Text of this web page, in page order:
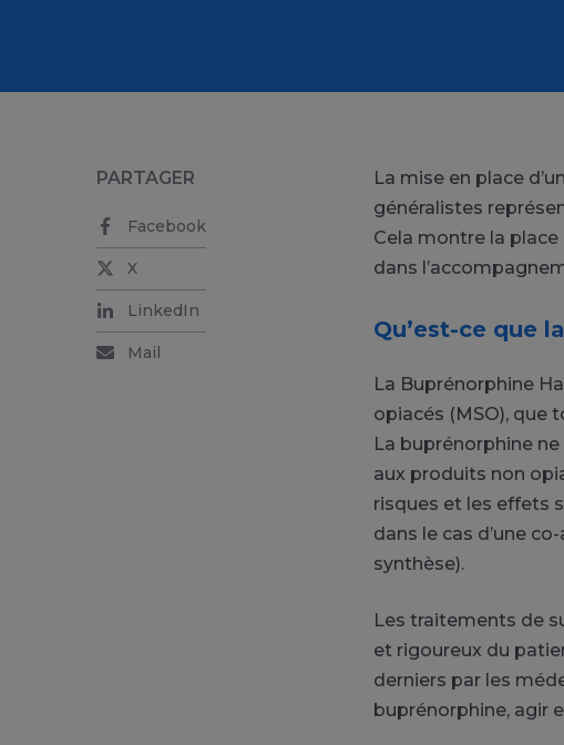
La mise en place
généralistes
Cela montre la
dans
Qu’est-ce que
La Buprénorphine
opiacés (MSO), que
La buprénorphine
aux produits non
risques et les effets
dans le cas d’une
synthèse).
Les traitements de
et rigoureux du
derniers par les
buprénorphine, agir
PARTAGER
Facebook
X
LinkedIn
Mail